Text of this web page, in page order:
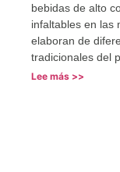
bebidas de alto
infaltables en las
elaboran de
tradicionales del
Lee más >>